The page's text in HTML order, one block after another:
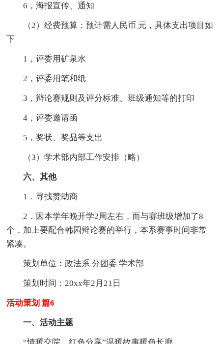
6，海报宣传、通知
（2）经费预算：预计需人民币 元，具体支出项目如
下
1，评委用矿泉水
2，评委用笔和纸
3，辩论赛规则及评分标准、班级通知等的打印
4，评委邀请函
5，奖状、奖品等支出
（3）学术部内部工作安排（略）
六、其他
1．寻找赞助商
2．因本学年晚开学2周左右，而与赛班级增加了8
个，加上要配合韩园辩论赛的举行，本系赛事时间非常
紧凑。
策划单位：政法系 分团委 学术部
策划时间：20xx年2月21日
活动策划 篇6
一、活动主题